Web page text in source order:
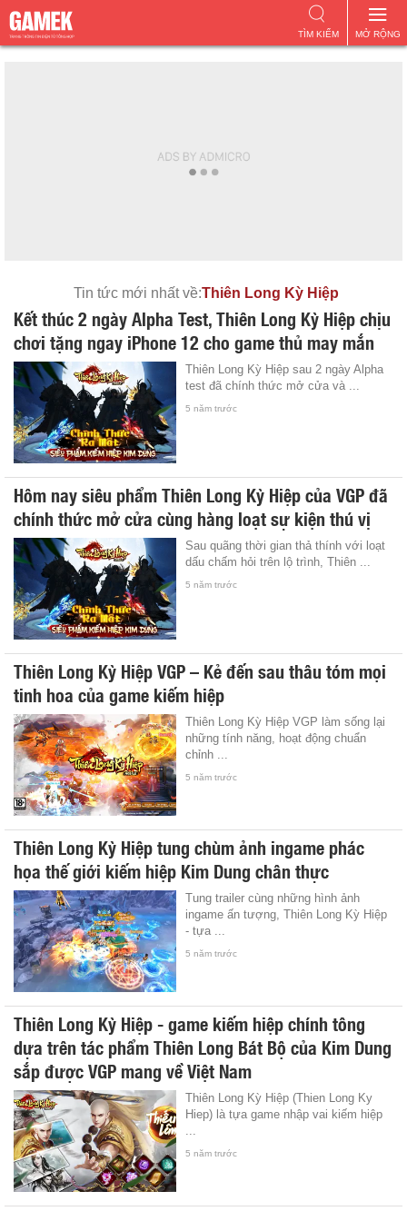
MỞ RỘNG
TÌM KIẾM
Tin tức mới nhất về:Thiên Long Kỳ Hiệp
Kết thúc 2 ngày Alpha Test, Thiên Long Kỳ Hiệp chịu
chơi tặng ngay iPhone 12 cho game thủ may mắn
Thiên Long Kỳ Hiệp sau 2 ngày Alpha
test đã chính thức mở cửa và ...
5 năm trước
Hôm nay siêu phẩm Thiên Long Kỳ Hiệp của VGP đã
chính thức mở cửa cùng hàng loạt sự kiện thú vị
Sau quãng thời gian thả thính với loạt
dấu chấm hỏi trên lộ trình, Thiên ...
5 năm trước
Thiên Long Kỳ Hiệp VGP – Kẻ đến sau thâu tóm mọi
tinh hoa của game kiếm hiệp
Thiên Long Kỳ Hiệp VGP làm sống lại
những tính năng, hoạt động chuẩn
chỉnh ...
5 năm trước
Thiên Long Kỳ Hiệp tung chùm ảnh ingame phác
họa thế giới kiếm hiệp Kim Dung chân thực
Tung trailer cùng những hình ảnh
ingame ấn tượng, Thiên Long Kỳ Hiệp
- tựa ...
5 năm trước
Thiên Long Kỳ Hiệp - game kiếm hiệp chính tông
dựa trên tác phẩm Thiên Long Bát Bộ của Kim Dung
sắp được VGP mang về Việt Nam
Thiên Long Kỳ Hiệp (Thien Long Ky
Hiep) là tựa game nhập vai kiếm hiệp
5 năm trước